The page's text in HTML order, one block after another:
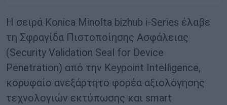
Η σειρά Konica Minolta bizhub i‑Series έλαβε
τη Σφραγίδα Πιστοποίησης Ασφάλειας
(Security Validation Seal for Device
Penetration) από την Keypoint Intelligence,
κορυφαίο ανεξάρτητο φορέα αξιολόγησης
τεχνολογιών εκτύπωσης και smart